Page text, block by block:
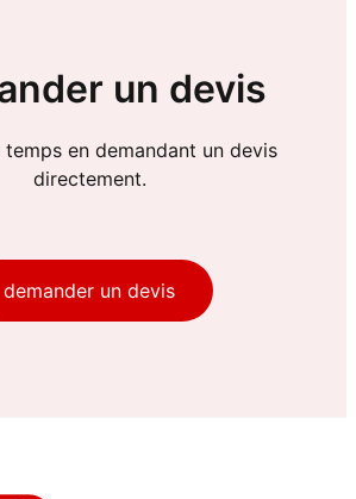
un devis
temps en demandant un devis
directement.
demander un devis